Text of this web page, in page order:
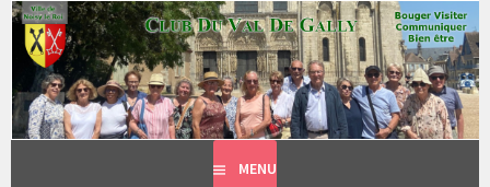
Aller
contenu
principal
CLUB DU VAL DE GALLY
BOUGER, VISITER, COMMUNIQUER = BIEN ÊTRE
MENU